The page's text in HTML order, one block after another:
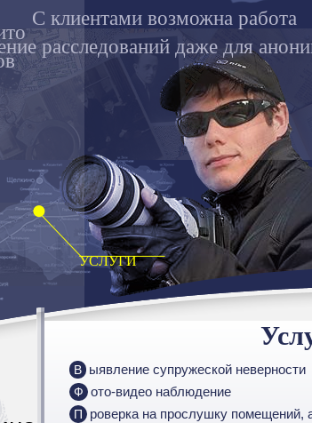
C клиентами возможна работа
расследований даже для
УСЛУГИ
Выявление супружеской неверности
Фото-видео наблюдение
Проверка на прослушку помещений,